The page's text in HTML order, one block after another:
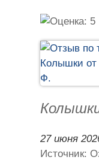
27 июня
Источник: